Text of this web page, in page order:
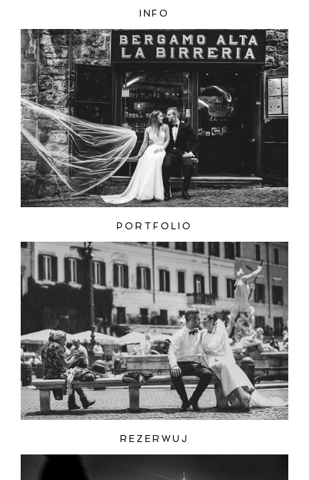
ZAMIEŚĆ KOMENTARZ
INFO
PORTFOLIO
REZERWUJ